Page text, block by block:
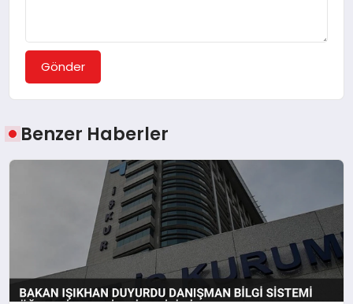
Gönder
Benzer Haberler